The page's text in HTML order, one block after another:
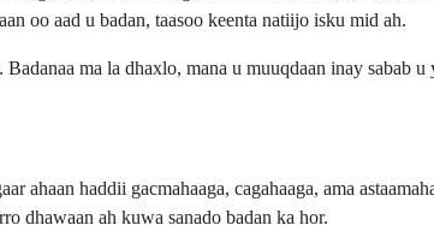
oo aad u badan, taasoo keenta natiijo isku mid ah.
ma la dhaxlo, mana u muuqdaan inay sabab
ahaan haddii gacmahaaga, cagahaaga, ama
dhawaan ah kuwa sanado badan ka hor.